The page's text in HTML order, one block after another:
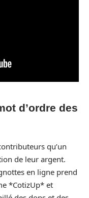
d’ordre des
qu’un
de leur argent.
en ligne prend
*CotizUp* et